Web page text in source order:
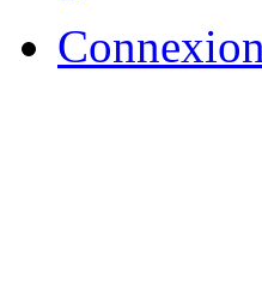
Connexion